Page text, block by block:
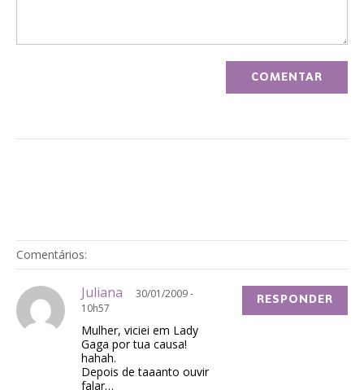
Comentários:
Juliana
30/01/2009 -
10h57
Mulher, viciei em Lady
Gaga por tua causa!
hahah.
Depois de taaanto ouvir
falar…
RESPONDER